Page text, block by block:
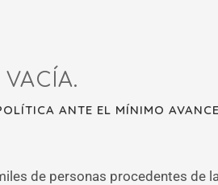
ANTE EL MÍNIMO
de personas procedentes de